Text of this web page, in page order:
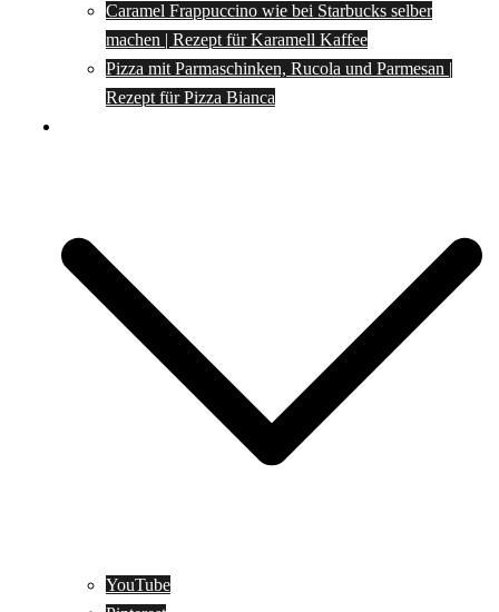
Caramel Frappuccino wie bei Starbucks selber
machen | Rezept für Karamell Kaffee
Pizza mit Parmaschinken, Rucola und Parmesan |
Rezept für Pizza Bianca
YouTube